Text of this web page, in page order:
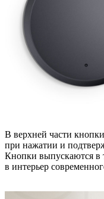
В верхней части кнопки
при нажатии и
Кнопки выпускаются в
в интерьер